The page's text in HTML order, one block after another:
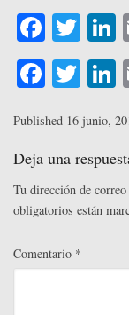
Fa
ce
bo
ok
T
wi
tte
r
Fa
bo
ok
T
tte
r
Published 16 junio,
Deja una
Tu dirección de
obligatorios están
Comentario *